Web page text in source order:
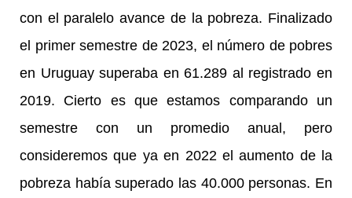
con el paralelo avance de la pobreza. Finalizado
el primer semestre de 2023, el número de pobres
en Uruguay superaba en 61.289 al registrado en
2019. Cierto es que estamos comparando un
semestre con un promedio anual, pero
consideremos que ya en 2022 el aumento de la
pobreza había superado las 40.000 personas. En